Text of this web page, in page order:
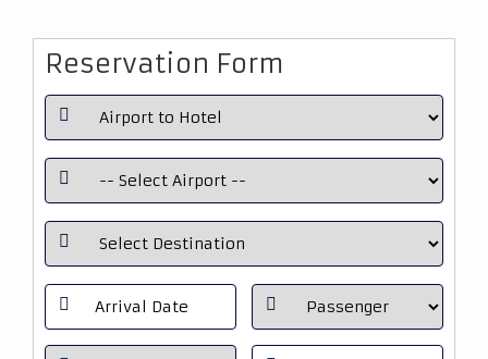
Reservation Form